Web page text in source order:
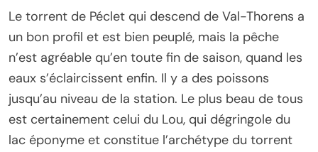
Le torrent de Péclet qui descend de Val-Thorens a
un bon profil et est bien peuplé, mais la pêche
n’est agréable qu’en toute fin de saison, quand les
eaux s’éclaircissent enfin. Il y a des poissons
jusqu’au niveau de la station. Le plus beau de tous
est certainement celui du Lou, qui dégringole du
lac éponyme et constitue l’archétype du torrent